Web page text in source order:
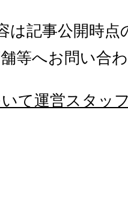
は記事公開時
等へお問い合
て運営スタッ